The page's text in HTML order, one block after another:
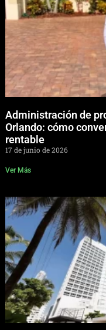
Administración de
Orlando: cómo
rentable
17 de junio de 2026
Ver Más